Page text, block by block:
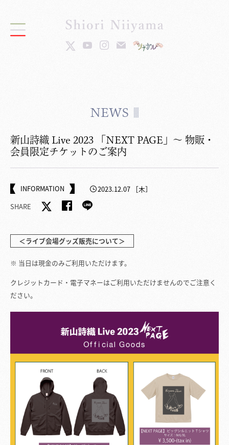
NEWS
新山詩織 Live 2023 「NEXT PAGE」～ 物販・
会員限定チケットのご案内
INFORMATION
2023.12.07 ［木］
SHARE
＜ライブ会場グッズ販売について＞
当日は現金のみご利用いただけます。
クレジットカード・電子マネーはご利用いただけませんのでご注意く
ださい。